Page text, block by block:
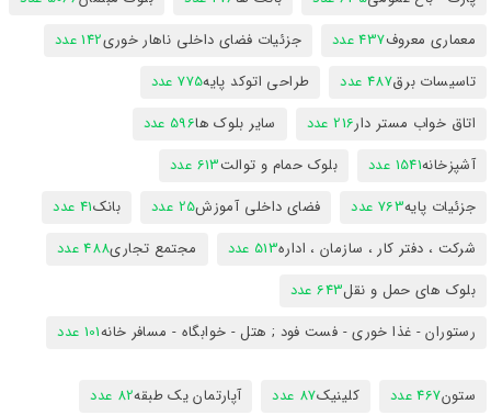
معماری معروف437 عدد جزئیات فضای داخلی ناهار خوری142 عدد
تاسیسات برق487 عدد طراحی اتوکد پایه775 عدد
اتاق خواب مستر دار216 عدد سایر بلوک ها596 عدد
آشپزخانه1541 عدد بلوک حمام و توالت613 عدد
جزئیات پایه763 عدد فضای داخلی آموزش25 عدد بانک41 عدد
شرکت ، دفتر کار ، سازمان ، اداره513 عدد مجتمع تجاری488 عدد
بلوک های حمل و نقل643 عدد
رستوران - غذا خوری - فست فود ; هتل - خوابگاه - مسافر خانه101 عدد
ستون467 عدد کلینیک87 عدد آپارتمان یک طبقه82 عدد